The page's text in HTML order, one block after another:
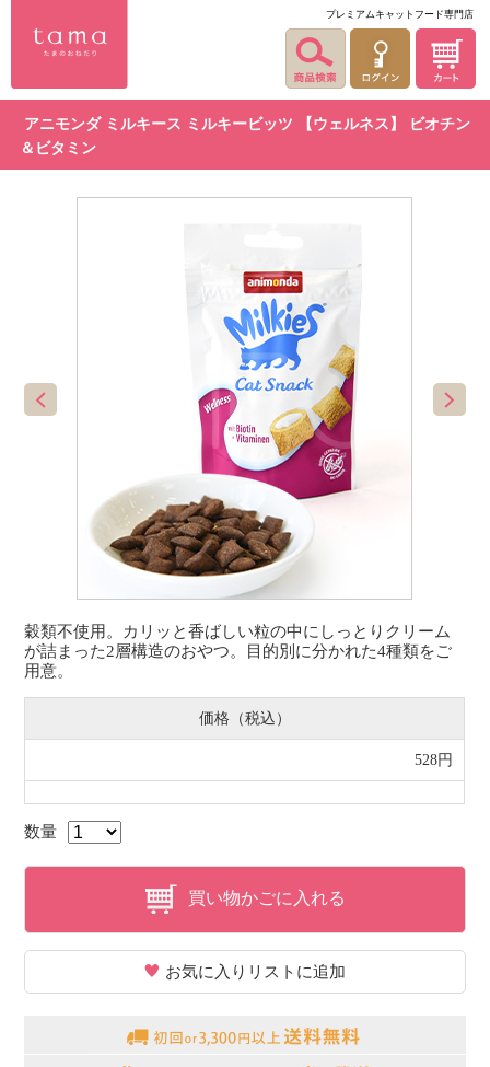
プレミアムキャットフード専門店
アニモンダ ミルキース ミルキービッツ 【ウェルネス】 ビオチン
＆ビタミン
穀類不使用。カリッと香ばしい粒の中にしっとりクリーム
が詰まった2層構造のおやつ。目的別に分かれた4種類をご
用意。
価格（税込）
528円
数量
買い物かごに入れる
お気に入りリストに追加